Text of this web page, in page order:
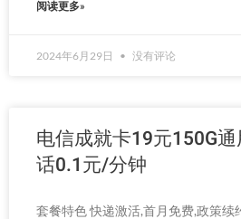
阅读更多»
2024年6月29日 没有评论
电信成就卡19元150G
话0.1元/分钟
套餐特色 快递激活,首月免费,政策续